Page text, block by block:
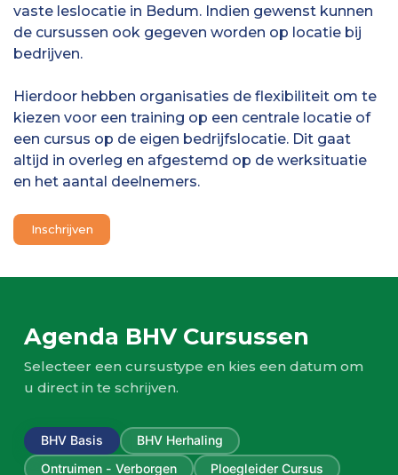
vaste leslocatie in Bedum. Indien gewenst kunnen
de cursussen ook gegeven worden op locatie bij
bedrijven.
Hierdoor hebben organisaties de flexibiliteit om te
kiezen voor een training op een centrale locatie of
een cursus op de eigen bedrijfslocatie. Dit gaat
altijd in overleg en afgestemd op de werksituatie
en het aantal deelnemers.
Inschrijven
Agenda BHV Cursussen
Selecteer een cursustype en kies een datum om
u direct in te schrijven.
BHV Basis
BHV Herhaling
Ontruimen - Verborgen
Ploegleider Cursus